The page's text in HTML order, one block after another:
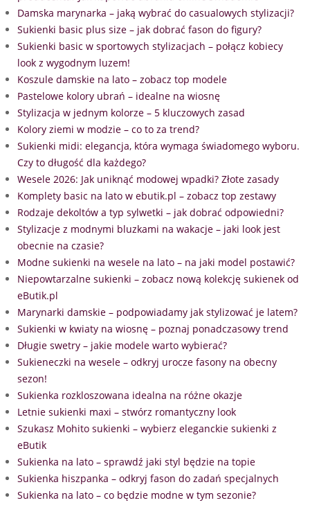
Damska marynarka – jaką wybrać do casualowych stylizacji?
Sukienki basic plus size – jak dobrać fason do figury?
Sukienki basic w sportowych stylizacjach – połącz kobiecy
look z wygodnym luzem!
Koszule damskie na lato – zobacz top modele
Pastelowe kolory ubrań – idealne na wiosnę
Stylizacja w jednym kolorze – 5 kluczowych zasad
Kolory ziemi w modzie – co to za trend?
Sukienki midi: elegancja, która wymaga świadomego wyboru.
Czy to długość dla każdego?
Wesele 2026: Jak uniknąć modowej wpadki? Złote zasady
Komplety basic na lato w ebutik.pl – zobacz top zestawy
Rodzaje dekoltów a typ sylwetki – jak dobrać odpowiedni?
Stylizacje z modnymi bluzkami na wakacje – jaki look jest
obecnie na czasie?
Modne sukienki na wesele na lato – na jaki model postawić?
Niepowtarzalne sukienki – zobacz nową kolekcję sukienek od
eButik.pl
Marynarki damskie – podpowiadamy jak stylizować je latem?
Sukienki w kwiaty na wiosnę – poznaj ponadczasowy trend
Długie swetry – jakie modele warto wybierać?
Sukieneczki na wesele – odkryj urocze fasony na obecny
sezon!
Sukienka rozkloszowana idealna na różne okazje
Letnie sukienki maxi – stwórz romantyczny look
Szukasz Mohito sukienki – wybierz eleganckie sukienki z
eButik
Sukienka na lato – sprawdź jaki styl będzie na topie
Sukienka hiszpanka – odkryj fason do zadań specjalnych
Sukienka na lato – co będzie modne w tym sezonie?